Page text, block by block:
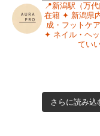
📍新潟駅（万
在籍 ✦ 新潟県
成・フットケア
✦ ネイル・ヘ
てい
さらに読み込